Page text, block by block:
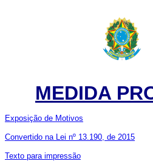
MEDIDA
Exposição de Motivos
Convertido na Lei nº 13.190, de 2015
Texto para impressão